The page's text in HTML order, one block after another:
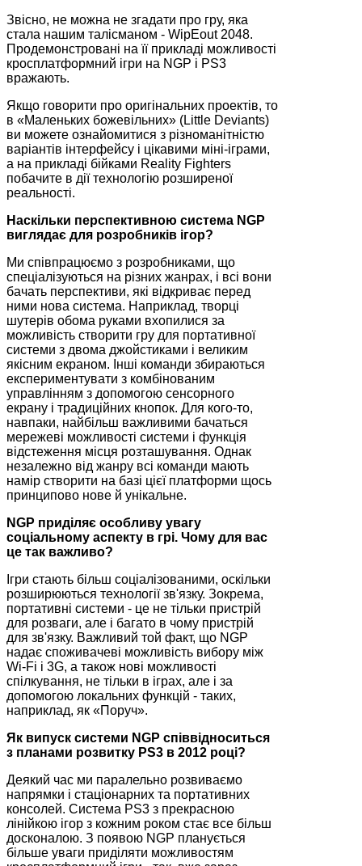
Звісно, не можна не згадати про гру, яка
стала нашим талісманом - WipEout 2048.
Продемонстровані на її прикладі можливості
кросплатформний ігри на NGP і PS3
вражають.
Якщо говорити про оригінальних проектів, то
в «Маленьких божевільних» (Little Deviants)
ви можете ознайомитися з різноманітністю
варіантів інтерфейсу і цікавими міні-іграми,
а на прикладі бійками Reality Fighters
побачите в дії технологію розширеної
реальності.
Наскільки перспективною система NGP
виглядає для розробників ігор?
Ми співпрацюємо з розробниками, що
спеціалізуються на різних жанрах, і всі вони
бачать перспективи, які відкриває перед
ними нова система. Наприклад, творці
шутерів обома руками вхопилися за
можливість створити гру для портативної
системи з двома джойстиками і великим
якісним екраном. Інші команди збираються
експериментувати з комбінованим
управлінням з допомогою сенсорного
екрану і традиційних кнопок. Для кого-то,
навпаки, найбільш важливими бачаться
мережеві можливості системи і функція
відстеження місця розташування. Однак
незалежно від жанру всі команди мають
намір створити на базі цієї платформи щось
принципово нове й унікальне.
NGP приділяє особливу увагу
соціальному аспекту в грі. Чому для вас
це так важливо?
Ігри стають більш соціалізованими, оскільки
розширюються технології зв'язку. Зокрема,
портативні системи - це не тільки пристрій
для розваги, але і багато в чому пристрій
для зв'язку. Важливий той факт, що NGP
надає споживачеві можливість вибору між
Wi-Fi і 3G, а також нові можливості
спілкування, не тільки в іграх, але і за
допомогою локальних функцій - таких,
наприклад, як «Поруч».
Як випуск системи NGP співвідноситься
з планами розвитку PS3 в 2012 році?
Деякий час ми паралельно розвиваємо
напрямки і стаціонарних та портативних
консолей. Система PS3 з прекрасною
лінійкою ігор з кожним роком стає все більш
досконалою. З появою NGP планується
більше уваги приділяти можливостям